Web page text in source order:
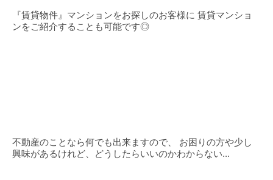
『賃貸物件』マンションをお探しのお客様に 賃貸マンショ
ンをご紹介することも可能です◎
不動産のことなら何でも出来ますので、 お困りの方や少し
興味があるけれど、どうしたらいいのかわからない...